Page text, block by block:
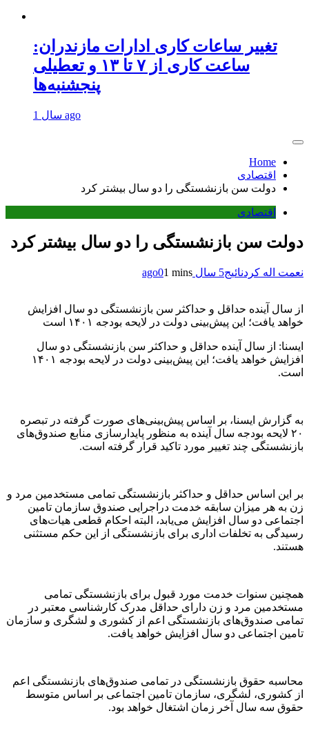
تغییر ساعات کاری ادارات مازندران:
ساعت کاری از ۷ تا ۱۳ و تعطیلی
پنجشنبه‌ها
1 سال ago
Home
اقتصادی
دولت سن بازنشستگی را دو سال بیشتر کرد
اقتصادی
دولت سن بازنشستگی را دو سال بیشتر کرد
نعمت اله کردنائیج5 سال ago 01 mins
از سال آینده حداقل و حداکثر سن بازنشستگی دو سال افزایش
خواهد یافت؛ این پیش‌بینی دولت در لایحه بودجه ۱۴۰۱ است
ایسنا: از سال آینده حداقل و حداکثر سن بازنشستگی دو سال
افزایش خواهد یافت؛ این پیش‌بینی دولت در لایحه بودجه ۱۴۰۱
است.
به گزارش ایسنا، بر اساس پیش‌بینی‌های صورت گرفته در تبصره
۲۰ لایحه بودجه سال آینده به منظور پایدارسازی منابع صندوق‌های
بازنشستگی چند تغییر مورد تاکید قرار گرفته است.
بر این اساس حداقل و حداکثر بازنشستگی تمامی مستخدمین مرد و
زن به هر میزان سابقه خدمت دراجرایی صندوق سازمان تامین
اجتماعی دو سال افزایش می‌یابد، البته احکام قطعی هیات‌های
رسیدگی به تخلفات اداری برای بازنشستگی از این حکم مستثنی
هستند.
همچنین سنوات خدمت مورد قبول برای بازنشستگی تمامی
مستخدمین مرد و زن دارای حداقل مدرک کارشناسی معتبر در
تمامی صندوق‌های بازنشستگی اعم از کشوری و لشگری و سازمان
تامین اجتماعی دو سال افزایش خواهد یافت.
محاسبه حقوق بازنشستگی در تمامی صندوق‌های بازنشستگی اعم
از کشوری، لشگری، سازمان تامین اجتماعی بر اساس متوسط
حقوق سه سال آخر زمان اشتغال خواهد بود.